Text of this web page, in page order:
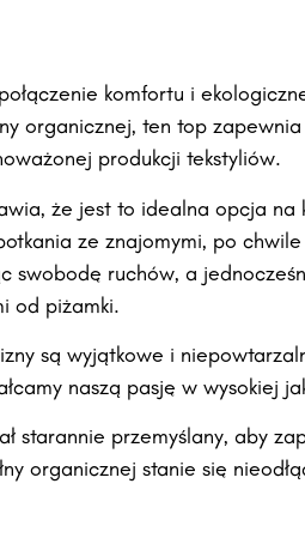
komfortu i
organicznej, ten top
produkcji tekstyliów.
że jest to idealna opcja
ze znajomymi, po
swobodę ruchów, a
od piżamki.
są wyjątkowe i
naszą pasję w wysokiej
starannie przemyślany, aby
organicznej stanie się